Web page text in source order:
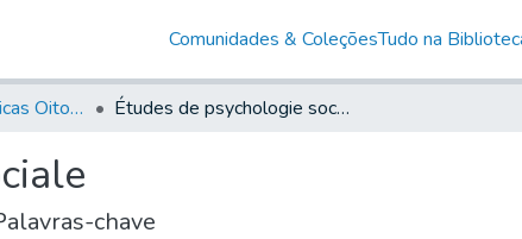
Comunidades & ColeçõesTudo na
Filósofos e Polêmicas Oitocentistas - FPO Études de psychologie sociale
chave